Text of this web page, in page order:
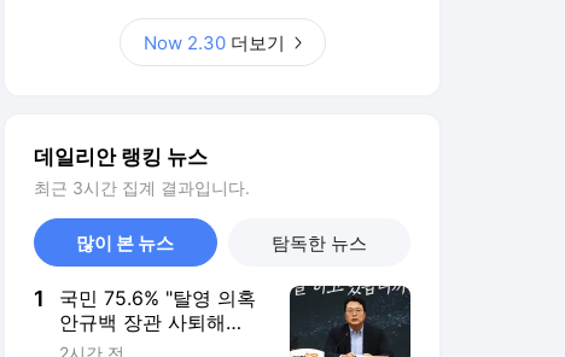
Now 2.30 더보기
데일리안 랭킹 뉴스
최근 3시간 집계 결과입니다.
많이 본 뉴스 탐독한 뉴스
1
국민 75.6% "탈영 의혹
안규백 장관 사퇴해
야"…천하람 "병적기록
2시간 전